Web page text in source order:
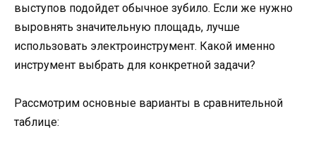
выступов подойдет обычное зубило. Если же нужно
выровнять значительную площадь, лучше
использовать электроинструмент. Какой именно
инструмент выбрать для конкретной задачи?
Рассмотрим основные варианты в сравнительной
таблице: